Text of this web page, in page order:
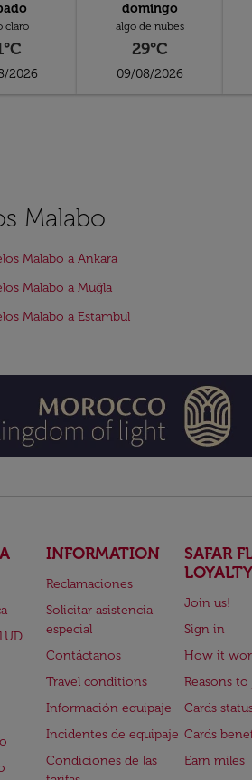
claro
2026
domingo
algo de nubes
29°C
09/08/2026
Malabo
Malabo a Ankara
Malabo a Muğla
Malabo a Estambul
INFORMATION
Reclamaciones
Solicitar asistencia
especial
Contáctanos
Travel conditions
Información equipaje
Incidentes de equipaje
Condiciones de las
SAFAR
LOYALTY
Join us!
Sign in
How it
Reasons
Cards
Cards
Earn miles